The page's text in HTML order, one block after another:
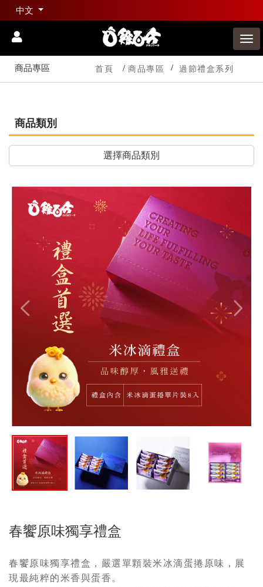
中文
商品專區 首頁 商品專區 過節禮盒系列
商品類別
選擇商品類別
春饗原味獨享禮盒
春饗原味獨享禮盒，嚴選單顆裝米冰滴蛋捲原味，展
現最純粹的米香與蛋香。